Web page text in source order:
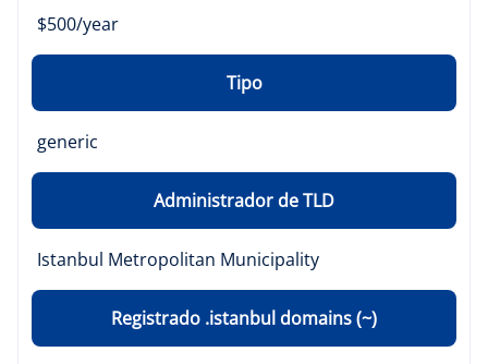
$500/year
Tipo
generic
Administrador de TLD
Istanbul Metropolitan Municipality
Registrado .istanbul domains (~)